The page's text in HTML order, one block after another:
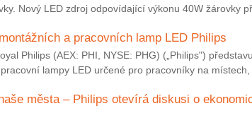
Nový LED zdroj odpovídající výkonu 40W žárovky
a pracovních lamp LED Philips
Philips (AEX: PHI, NYSE: PHG) („Philips")
lampy LED určené pro pracovníky na místech,
města – Philips otevírá diskusi o